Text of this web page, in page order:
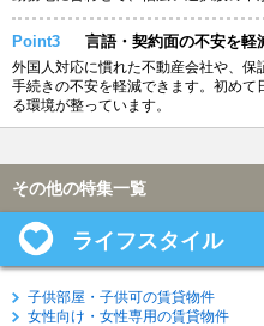
Point3 言語・契約面の不安を軽
外国人対応に慣れた不動産会社や、
手続きの不安を軽減できます。初め
る環境が整っています。
その他の特集一覧
ライフスタイル
子供部屋・子供可の賃貸物件
女性向け・女性専用の賃貸物件